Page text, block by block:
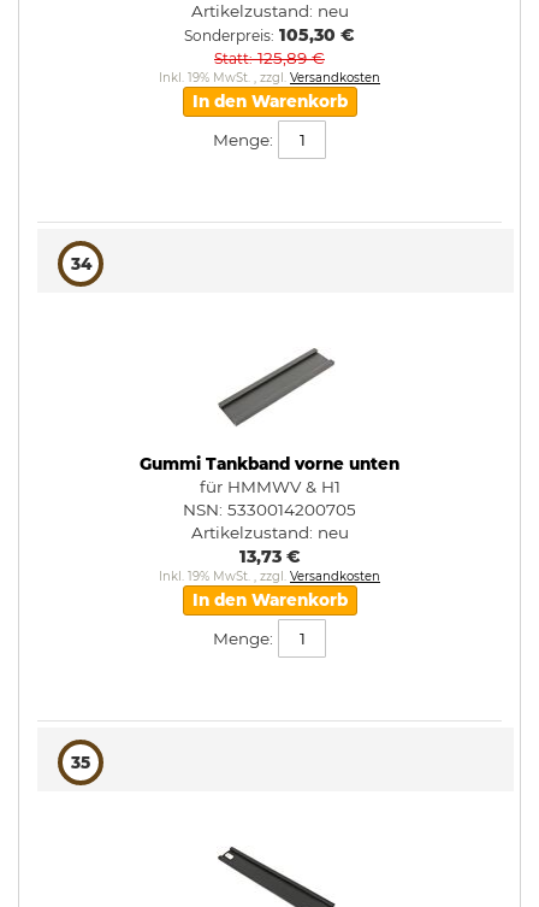
Artikelzustand: neu
Sonderpreis 105,30 €
Statt 125,89 €
Inkl. 19% MwSt. , zzgl. Versandkosten
In den Warenkorb
Menge:
34
Gummi Tankband vorne unten
für HMMWV & H1
NSN: 5330014200705
Artikelzustand: neu
13,73 €
Inkl. 19% MwSt. , zzgl. Versandkosten
In den Warenkorb
Menge:
35